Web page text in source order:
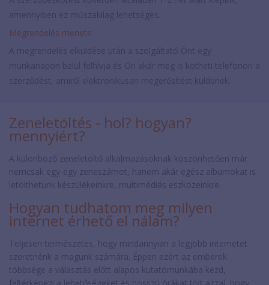
Megrendelés menete:
Zeneletöltés - hol? hogyan?
mennyiért?
A különböző zeneletöltő alkalmazásoknak köszönhetően már
nemcsak egy-egy zeneszámot, hanem akár egész albumokat is
letölthetünk készülékeinkre, multimédiás eszközeinkre.
Hogyan tudhatom meg milyen
internet érhető el nálam?
Teljesen természetes, hogy mindannyian a legjobb internetet
szeretnénk a magunk számára. Éppen ezért az emberek
többsége a választás előtt alapos kutatómunkába kezd,